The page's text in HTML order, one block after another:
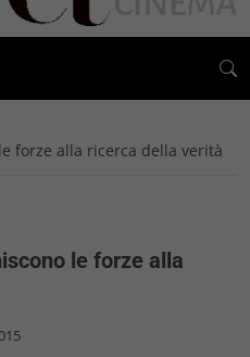
forze alla ricerca della verità
le forze alla